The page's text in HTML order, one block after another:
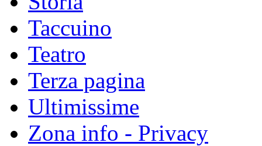
Taccuino
Teatro
Terza pagina
Ultimissime
Zona info - Privacy